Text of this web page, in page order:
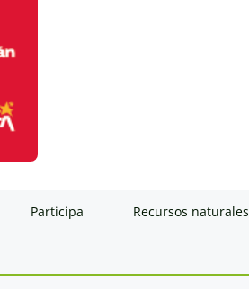
Participa Recursos naturales